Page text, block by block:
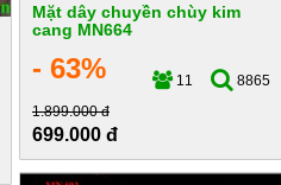
Mặt dây chuyền chùy kim
cang MN664
- 63% 11
8865
1.899.000 đ
699.000 đ